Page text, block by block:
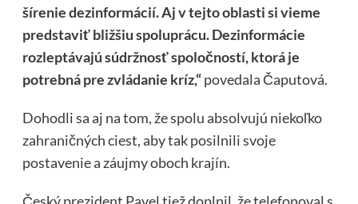
šírenie dezinformácií. Aj v tejto oblasti si vieme
predstaviť bližšiu spoluprácu. Dezinformácie
rozleptávajú súdržnosť spoločností, ktorá je
potrebná pre zvládanie kríz,“povedala Čaputová.
Dohodli sa aj na tom, že spolu absolvujú niekoľko
zahraničných ciest, aby tak posilnili svoje
postavenie a záujmy oboch krajín.